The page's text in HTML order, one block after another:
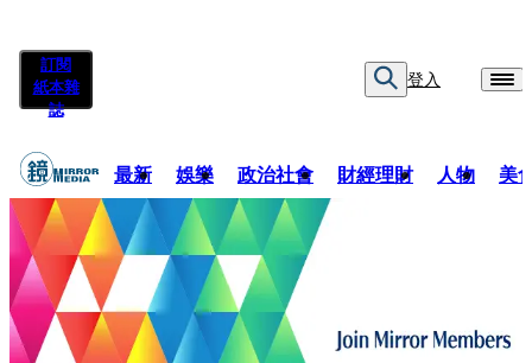
訂閱
紙本雜
誌
登入
最新 娛樂 政治社會 財經理財 人物 美